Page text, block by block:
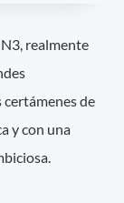
realmente
de
y con una